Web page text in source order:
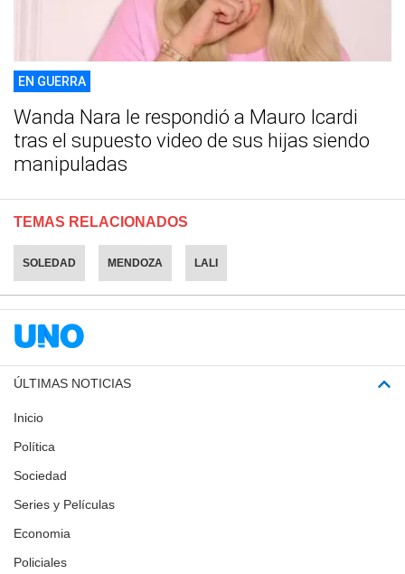
EN GUERRA
Wanda Nara le respondió a Mauro Icardi
tras el supuesto video de sus hijas siendo
manipuladas
TEMAS RELACIONADOS
SOLEDAD MENDOZA LALI
ÚLTIMAS NOTICIAS
Inicio
Política
Sociedad
Series y Películas
Economia
Policiales